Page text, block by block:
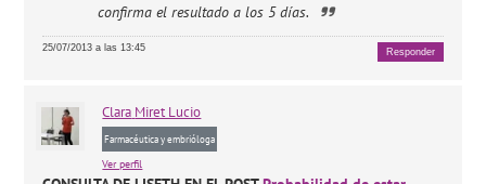
confirma el resultado a los 5 días.
25/07/2013 a las 13:45 Responder
Clara Miret Lucio
Farmacéutica y embrióloga
Ver perfil